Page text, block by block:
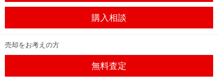
購入相談
売却をお考えの方
無料査定